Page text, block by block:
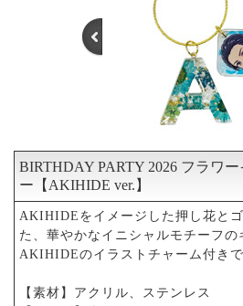
BIRTHDAY PARTY 2026 フラワ
ー【AKIHIDE ver.】
AKIHIDEをイメージした押し花と
た、華やかなイニシャルモチーフ
AKIHIDEのイラストチャーム付きで
【素材】アクリル、ステンレス